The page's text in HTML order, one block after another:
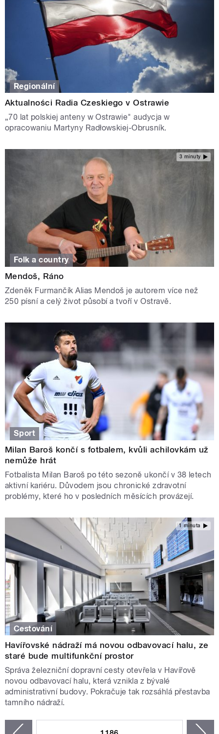
Regionální
Aktualności Radia Czeskiego v Ostrawie
„70 lat polskiej anteny w Ostrawie" audycja w
opracowaniu Martyny Radłowskiej-Obrusník.
3 minuty
Folk a country
Mendoš, Ráno
Zdeněk Furmančík Alias Mendoš je autorem více než
250 písní a celý život působí a tvoří v Ostravě.
Sport
Milan Baroš končí s fotbalem, kvůli achilovkám už
nemůže hrát
Fotbalista Milan Baroš po této sezoně ukončí v 38 letech
aktivní kariéru. Důvodem jsou chronické zdravotní
problémy, které ho v posledních měsících provázejí.
1 minuta
Cestování
Havířovské nádraží má novou odbavovací halu, ze
staré bude multifunkční prostor
Správa železniční dopravní cesty otevřela v Havířově
novou odbavovací halu, která vznikla z bývalé
administrativní budovy. Pokračuje tak rozsáhlá přestavba
tamního nádraží.